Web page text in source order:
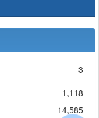
3
1,118
14,585